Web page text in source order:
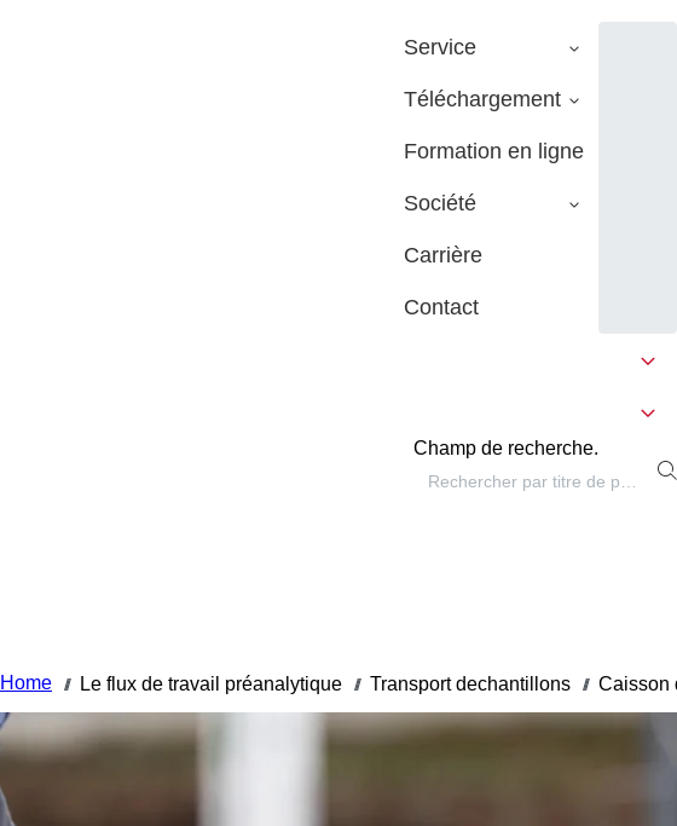
Service
Téléchargement
Formation en ligne
Société
Carrière
Contact
Champ de recherche.
Home /// Le flux de travail préanalytique /// Transport dechantillons /// Caisson